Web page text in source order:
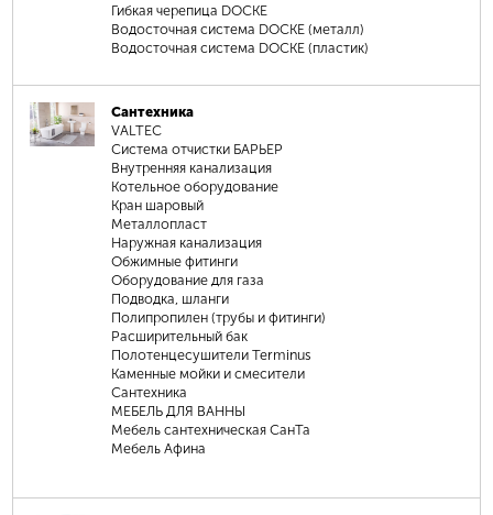
Гибкая черепица DOCKE
Водосточная система DOCKE (металл)
Водосточная система DOCKE (пластик)
Сантехника
VALTEC
Система отчистки БАРЬЕР
Внутренняя канализация
Котельное оборудование
Кран шаровый
Металлопласт
Наружная канализация
Обжимные фитинги
Оборудование для газа
Подводка, шланги
Полипропилен (трубы и фитинги)
Расширительный бак
Полотенцесушители Terminus
Каменные мойки и смесители
Сантехника
МЕБЕЛЬ ДЛЯ ВАННЫ
Мебель сантехническая СанТа
Мебель Афина